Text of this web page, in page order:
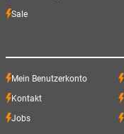
Sale
Mein Benutzerkonto
Kontakt
Jobs